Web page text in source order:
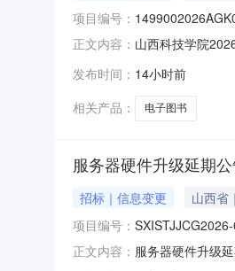
项目编号：
正文内容： 山西科技学院
项名称:2026年电
发布时间： 14小时前
相关产品：
电子图书
服务器硬件升级延期
招标｜信息变更 山西省
项目编号：
正文内容： 服务器硬件升级